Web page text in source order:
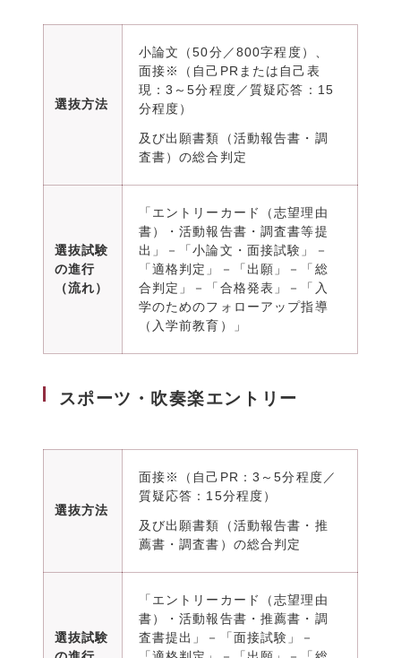
選抜方法
小論文（50分／800字程度）、
面接※（自己PRまたは自己表
現：3～5分程度／質疑応答：15
分程度）
及び出願書類（活動報告書・調
査書）の総合判定
選抜試験
の進行
（流れ）
「エントリーカード（志望理由
書）・活動報告書・調査書等提
出」－「小論文・面接試験」－
「適格判定」－「出願」－「総
合判定」－「合格発表」－「入
学のためのフォローアップ指導
（入学前教育）」
スポーツ・吹奏楽エントリー
選抜方法
面接※（自己PR：3～5分程度／
質疑応答：15分程度）
及び出願書類（活動報告書・推
薦書・調査書）の総合判定
選抜試験
「エントリーカード（志望理由
書）・活動報告書・推薦書・調
査書提出」－「面接試験」－